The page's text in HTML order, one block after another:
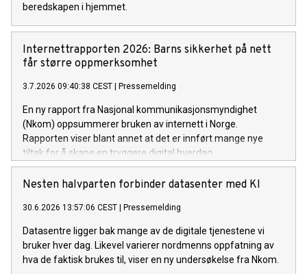
beredskapen i hjemmet.
Internettrapporten 2026: Barns sikkerhet på nett
får større oppmerksomhet
3.7.2026 09:40:38 CEST Pressemelding
En ny rapport fra Nasjonal kommunikasjonsmyndighet
(Nkom) oppsummerer bruken av internett i Norge.
Rapporten viser blant annet at det er innført mange nye
tiltak for å skape en tryggere digital hverdag.
Nesten halvparten forbinder datasenter med KI
30.6.2026 13:57:06 CEST Pressemelding
Datasentre ligger bak mange av de digitale tjenestene vi
bruker hver dag. Likevel varierer nordmenns oppfatning av
hva de faktisk brukes til, viser en ny undersøkelse fra Nkom.